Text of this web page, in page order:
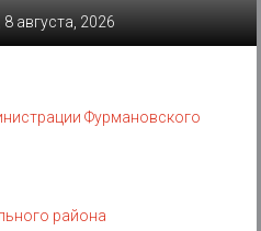
августа, 2026